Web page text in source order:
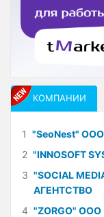
КОМПАНИИ
1 "SeoNest" ООО
2 "INNOSOFT
3 "SOCIAL
АГЕНТСТВО
4 "ZORGO" ООО